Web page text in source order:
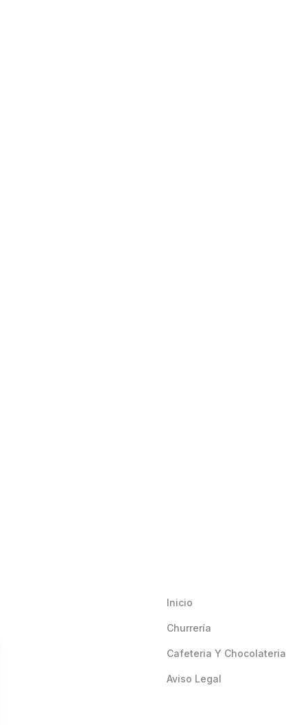
Inicio
Churrería
Cafeteria Y Chocolateria
Aviso Legal